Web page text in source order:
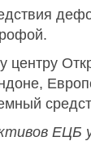
центру
ЕЦБ